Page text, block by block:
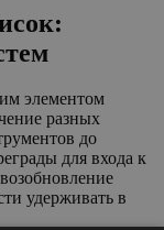
элементом
разных
до
для входа к
удерживать в